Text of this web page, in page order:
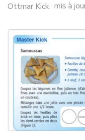
Ottmar Kick mis à